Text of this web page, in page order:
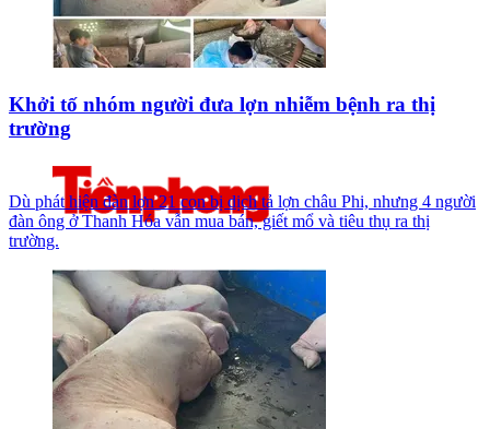
Khởi tố nhóm người đưa lợn nhiễm bệnh ra thị
trường
Dù phát hiện đàn lợn 21 con bị dịch tả lợn châu Phi, nhưng 4 người
đàn ông ở Thanh Hóa vẫn mua bán, giết mổ và tiêu thụ ra thị
trường.